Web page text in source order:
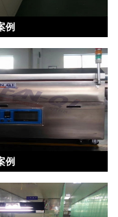
例
例